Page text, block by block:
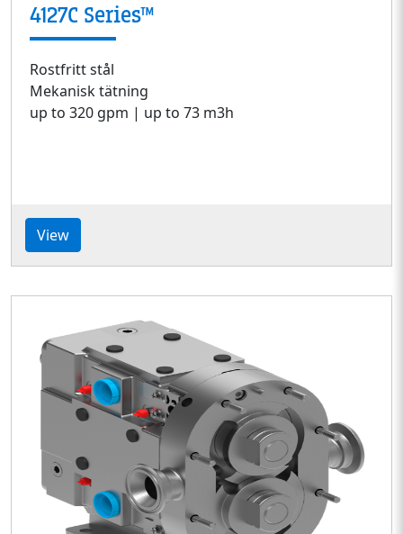
4127C Series™
Rostfritt stål
Mekanisk tätning
up to 320 gpm | up to 73 m3h
View